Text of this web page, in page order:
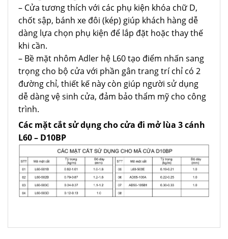
– Cửa tương thích với các phụ kiện khóa chữ D,
chốt sập, bánh xe đôi (kép) giúp khách hàng dễ
dàng lựa chọn phụ kiện để lắp đặt hoặc thay thế
khi cần.
– Bề mặt nhôm Adler hệ L60 tạo điểm nhấn sang
trọng cho bộ cửa với phần gân trang trí chỉ có 2
đường chỉ, thiết kế này còn giúp người sử dụng
dễ dàng vệ sinh cửa, đảm bảo thẩm mỹ cho công
trình.
Các mặt cắt sử dụng chocửa đi mở lùa 3 cánh
L60 – D10BP